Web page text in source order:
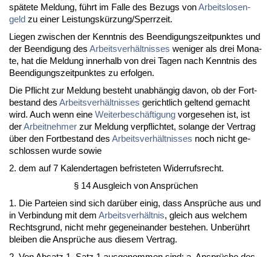
späte­te Mel­dung, führt im Fal­le des Be­zugs vonAr­beits­lo­sen­
geld zu ei­ner Leis­tungskürzung/Sperr­zeit.
Lie­gen zwi­schen der Kennt­nis des Be­en­di­gungs­zeit­punk­tes und
der Be­en­di­gung des Ar­beits­verhält­nis­ses we­ni­ger als drei Mo­na­
te, hat die Mel­dung in­ner­halb von drei Ta­gen nach Kennt­nis des
Be­en­di­gungs­zeit­punk­tes zu er­fol­gen.
Die Pflicht zur Mel­dung be­steht un­abhängig da­von, ob der Fort­
be­stand des Ar­beits­verhält­nis­ses ge­richt­lich gel­tend ge­macht
wird. Auch wenn ei­ne Wei­ter­beschäfti­gung vor­ge­se­hen ist, ist
derAr­beit­neh­mer zur Mel­dung ver­pflich­tet, so­lan­ge der Ver­trag
über den Fort­be­stand des Ar­beits­verhält­nis­ses noch nicht ge­
schlos­sen wur­de so­wie
2. dem auf 7 Ka­len­der­ta­gen be­fris­te­ten Wi­der­rufs­recht.
§ 14 Aus­gleich von Ansprüchen
1. Die Par­tei­en sind sich darüber ei­nig, dass Ansprüche aus und
in Ver­bin­dung mit dem Ar­beits­verhält­nis, gleich aus wel­chem
Rechts­grund, nicht mehr ge­gen­ein­an­der be­ste­hen. Un­berührt
blei­ben die Ansprüche aus die­sem Ver­trag.